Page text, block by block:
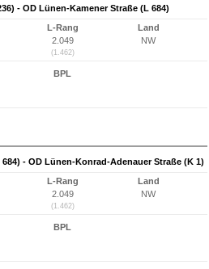
- OD Lünen-Kamener Straße (L 684)
L-Rang
2.049
(1.462)
Land
NW
BPL
- OD Lünen-Konrad-Adenauer Straße (K 1)
L-Rang
2.049
(1.462)
Land
NW
BPL